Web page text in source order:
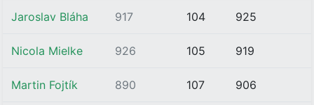
Jaroslav Bláha 917 104 925
Nicola Mielke 926 105 919
Martin Fojtík 890 107 906